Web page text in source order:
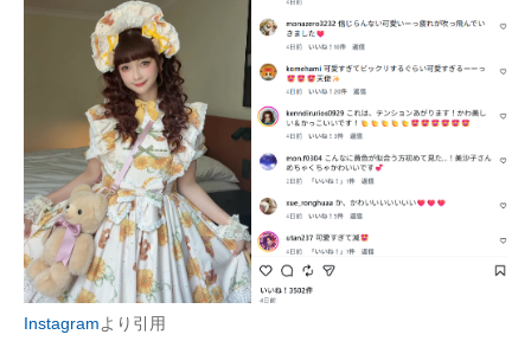
Instagramより引用